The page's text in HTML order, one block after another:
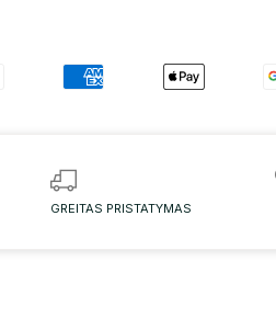
GREITAS PRISTATYMAS